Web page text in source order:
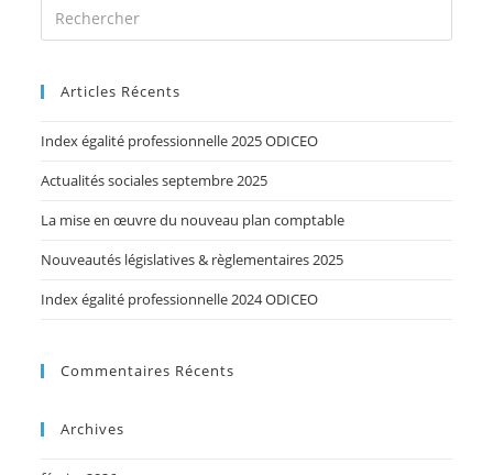
Articles Récents
Index égalité professionnelle 2025 ODICEO
Actualités sociales septembre 2025
La mise en œuvre du nouveau plan comptable
Nouveautés législatives & règlementaires 2025
Index égalité professionnelle 2024 ODICEO
Commentaires Récents
Archives